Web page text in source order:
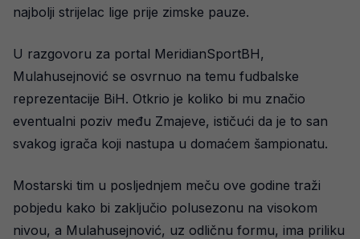
najbolji strijelac lige prije zimske pauze.
U razgovoru za portal MeridianSportBH,
Mulahusejnović se osvrnuo na temu fudbalske
reprezentacije BiH. Otkrio je koliko bi mu značio
eventualni poziv među Zmajeve, ističući da je to san
svakog igrača koji nastupa u domaćem šampionatu.
Mostarski tim u posljednjem meču ove godine traži
pobjedu kako bi zaključio polusezonu na visokom
nivou, a Mulahusejnović, uz odličnu formu, ima priliku